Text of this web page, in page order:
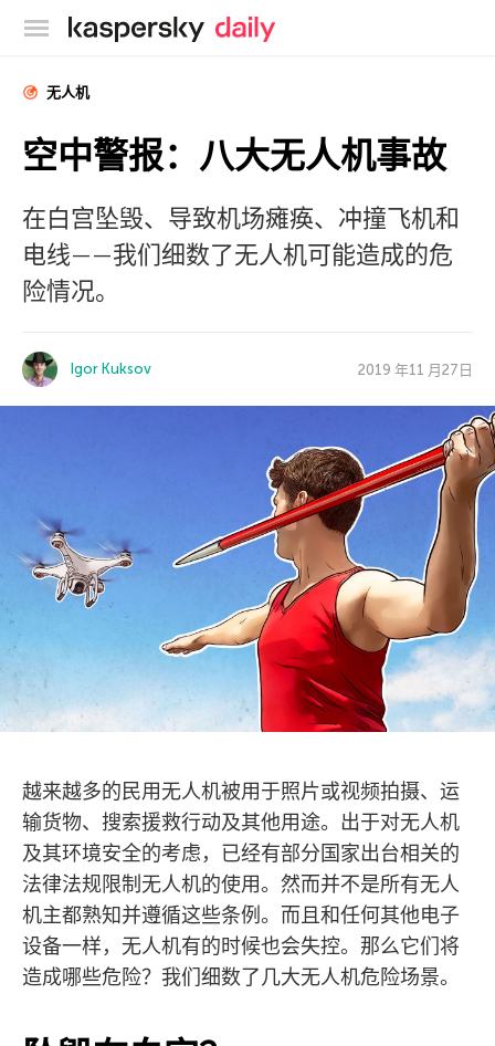
卡巴斯基官方博客
无人机
空中警报：八大无人机事故
在白宫坠毁、导致机场瘫痪、冲撞飞机和
电线——我们细数了无人机可能造成的危
险情况。
Igor Kuksov 2019 年11 月27日
越来越多的民用无人机被用于照片或视频拍摄、运
输货物、搜索援救行动及其他用途。出于对无人机
及其环境安全的考虑，已经有部分国家出台相关的
法律法规限制无人机的使用。然而并不是所有无人
机主都熟知并遵循这些条例。而且和任何其他电子
设备一样，无人机有的时候也会失控。那么它们将
造成哪些危险？我们细数了几大无人机危险场景。